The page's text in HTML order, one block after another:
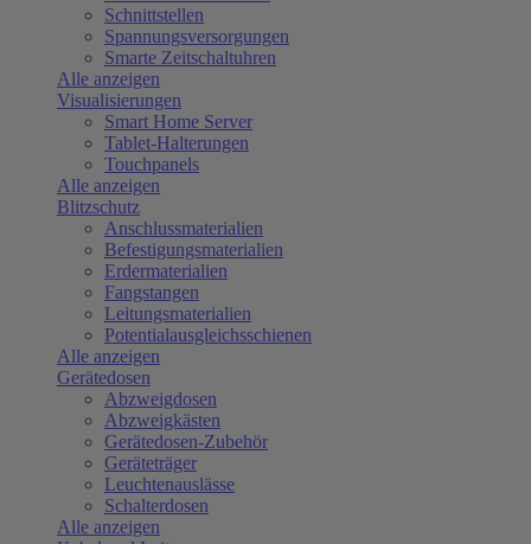
Schnittstellen
Spannungsversorgungen
Smarte Zeitschaltuhren
Alle anzeigen
Visualisierungen
Smart Home Server
Tablet-Halterungen
Touchpanels
Alle anzeigen
Blitzschutz
Anschlussmaterialien
Befestigungsmaterialien
Erdermaterialien
Fangstangen
Leitungsmaterialien
Potentialausgleichsschienen
Alle anzeigen
Gerätedosen
Abzweigdosen
Abzweigkästen
Gerätedosen-Zubehör
Geräteträger
Leuchtenauslässe
Schalterdosen
Alle anzeigen